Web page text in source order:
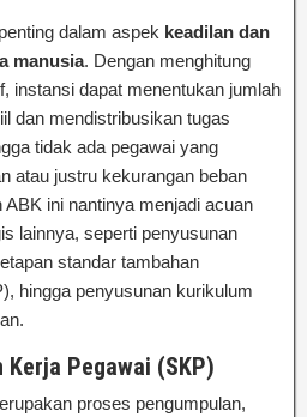
dalam aspek keadilan dan
manusia. Dengan menghitung
instansi dapat menentukan jumlah
dan mendistribusikan tugas
tidak ada pegawai yang
atau justru kekurangan beban
ABK ini nantinya menjadi acuan
lainnya, seperti penyusunan
standar tambahan
hingga penyusunan kurikulum
Pegawai (SKP)
proses pengumpulan,